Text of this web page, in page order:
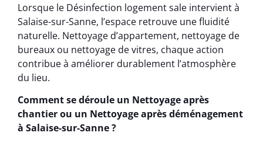
Lorsque le Désinfection logement sale intervient à
Salaise-sur-Sanne, l’espace retrouve une fluidité
naturelle. Nettoyage d’appartement, nettoyage de
bureaux ou nettoyage de vitres, chaque action
contribue à améliorer durablement l’atmosphère
du lieu.
Comment se déroule un Nettoyage après
chantier ou un Nettoyage après déménagement
à Salaise-sur-Sanne ?